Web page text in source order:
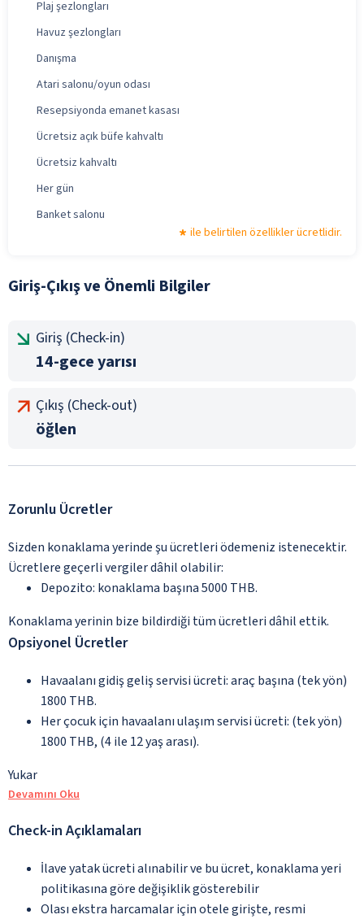
Plaj şezlongları
Havuz şezlongları
Danışma
Atari salonu/oyun odası
Resepsiyonda emanet kasası
Ücretsiz açık büfe kahvaltı
Ücretsiz kahvaltı
Her gün
Banket salonu
ile belirtilen özellikler ücretlidir.
Giriş-Çıkış ve Önemli Bilgiler
Giriş (Check-in)
14-gece yarısı
Çıkış (Check-out)
öğlen
Zorunlu Ücretler
Sizden konaklama yerinde şu ücretleri ödemeniz istenecektir.
Ücretlere geçerli vergiler dâhil olabilir:
Depozito: konaklama başına 5000 THB.
Konaklama yerinin bize bildirdiği tüm ücretleri dâhil ettik.
Opsiyonel Ücretler
Havaalanı gidiş geliş servisi ücreti: araç başına (tek yön)
1800 THB.
Her çocuk için havaalanı ulaşım servisi ücreti: (tek yön)
1800 THB, (4 ile 12 yaş arası).
Yukar
Devamını Oku
Check-in Açıklamaları
İlave yatak ücreti alınabilir ve bu ücret, konaklama yeri
politikasına göre değişiklik gösterebilir
Olası ekstra harcamalar için otele girişte, resmi